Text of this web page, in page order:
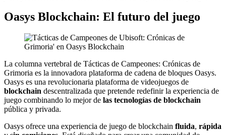
Oasys Blockchain: El futuro del juego
La columna vertebral de Tácticas de Campeones: Crónicas de
Grimoria es la innovadora plataforma de cadena de bloques Oasys.
Oasys es una revolucionaria plataforma de videojuegos de
blockchain descentralizada que pretende redefinir la experiencia de
juego combinando lo mejor de las tecnologías de blockchain
pública y privada.
Oasys ofrece una experiencia de juego de blockchain fluida, rápida